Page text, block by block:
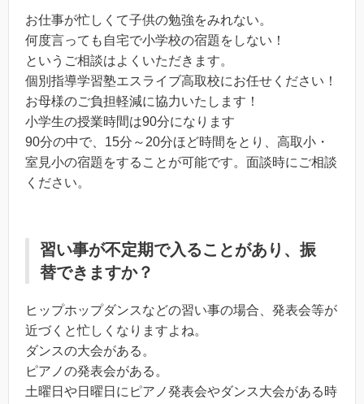
お仕事が忙しくて子供の勉強をみれない。
何度言っても自宅で小学校の宿題をしない！
というご相談はよくいただきます。
個別指導学習塾エスライブ高取校にお任せください！
お母様のご負担軽減に協力いたします！
小学生の授業時間は90分になります
90分の中で、15分～20分ほど時間をとり、高取小・
室見小の宿題をすることが可能です。面談時にご相談
ください。
習い事が不定期で入ることがあり、振
替できますか？
ヒップホップダンスなどの習い事の場合、発表会等が
近づくと忙しくなりますよね。
ダンスの大会がある。
ピアノの発表会がある。
土曜日や日曜日にピアノ発表会やダンス大会がある時